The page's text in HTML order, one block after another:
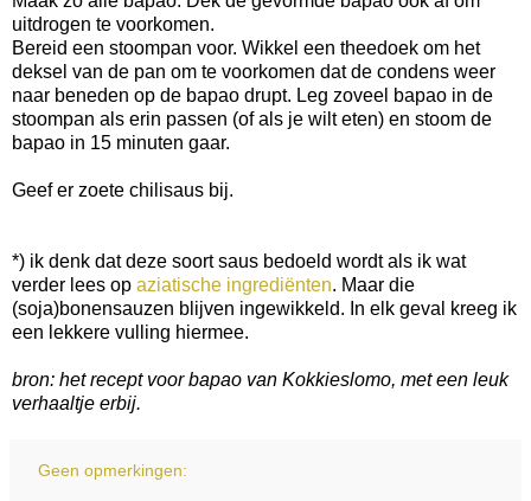
uitdrogen te voorkomen.
Bereid een stoompan voor. Wikkel een theedoek om het
deksel van de pan om te voorkomen dat de condens weer
naar beneden op de bapao drupt. Leg zoveel bapao in de
stoompan als erin passen (of als je wilt eten) en stoom de
bapao in 15 minuten gaar.
Geef er zoete chilisaus bij.
*) ik denk dat deze soort saus bedoeld wordt als ik wat
verder lees op aziatische ingrediënten. Maar die
(soja)bonensauzen blijven ingewikkeld. In elk geval kreeg ik
een lekkere vulling hiermee.
bron: het recept voor bapao van Kokkieslomo, met een leuk
verhaaltje erbij.
Geen opmerkingen: